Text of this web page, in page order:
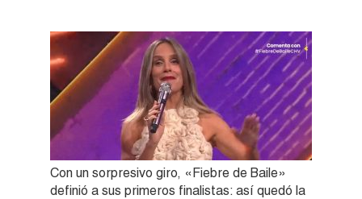
Con un sorpresivo giro, «Fiebre de Baile»
definió a sus primeros finalistas: así quedó la